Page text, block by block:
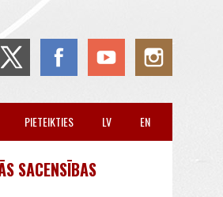
EN
LV
PIETEIKTIES
SACENSĪBAS